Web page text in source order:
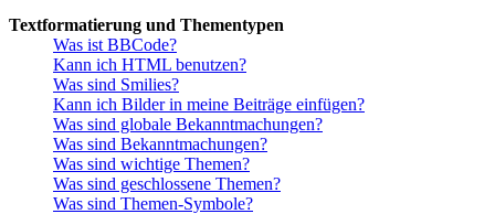
Textformatierung und Thementypen
Was ist BBCode?
Kann ich HTML benutzen?
Was sind Smilies?
Kann ich Bilder in meine Beiträge einfügen?
Was sind globale Bekanntmachungen?
Was sind Bekanntmachungen?
Was sind wichtige Themen?
Was sind geschlossene Themen?
Was sind Themen-Symbole?